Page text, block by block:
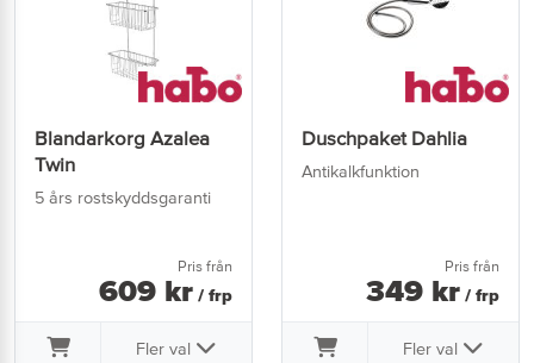
Blandarkorg Azalea
Twin
5 års rostskyddsgaranti
Pris från
609 kr / frp
Fler val
Duschpaket Dahlia
Antikalkfunktion
Pris från
349 kr / frp
Fler val